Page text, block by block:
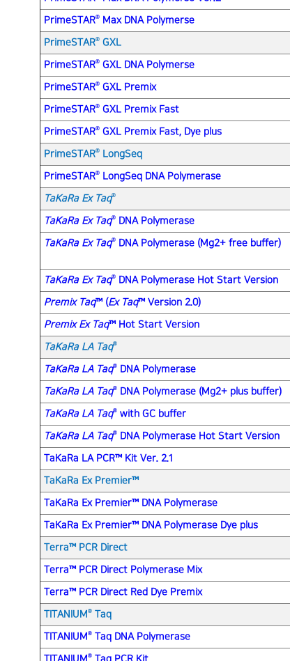
PrimeSTAR® Max DNA Polymerse
PrimeSTAR® GXL
PrimeSTAR® GXL DNA Polymerse
PrimeSTAR® GXL Premix
PrimeSTAR® GXL Premix Fast
PrimeSTAR® GXL Premix Fast, Dye plus
PrimeSTAR®
LongSeq
PrimeSTAR® LongSeq DNA Polymerase
TaKaRa Ex Taq®
TaKaRa Ex Taq® DNA Polymerase
TaKaRa Ex Taq® DNA Polymerase (Mg2+ free buffer)
TaKaRa Ex Taq® DNA Polymerase Hot Start Version
Premix Taq™ (Ex Taq™ Version 2.0)
Premix Ex Taq™ Hot Start Version
TaKaRa LA Taq®
TaKaRa LA Taq® DNA Polymerase
TaKaRa LA Taq® DNA Polymerase (Mg2+ plus buffer)
TaKaRa LA Taq® with GC buffer
TaKaRa LA Taq® DNA Polymerase Hot Start Version
TaKaRa LA PCR™ Kit Ver. 2.1
TaKaRa Ex Premier™
TaKaRa Ex Premier™ DNA Polymerase
TaKaRa Ex Premier™ DNA Polymerase Dye plus
Terra™ PCR Direct
Terra™ PCR Direct Polymerase Mix
Terra™ PCR Direct Red Dye Premix
TITANIUM ® Taq
TITANIUM ® Taq DNA Polymerase
TITANIUM ® Taq PCR Kit